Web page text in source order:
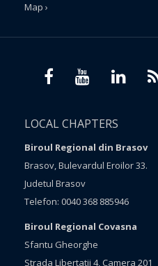
Map ›
LOCAL CHAPTERS
Biroul Regional din Brasov
Brasov, Bulevardul Eroilor 33.
Judetul Brasov
Telefon: 0040 368 885946
Biroul Regional Covasna
Sfantu Gheorghe
Strada Libertatii 4, Camera 201